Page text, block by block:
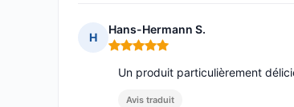
H
Hans-Hermann S.
Note : 5 sur 5
Un produit particulièrement
Avis traduit